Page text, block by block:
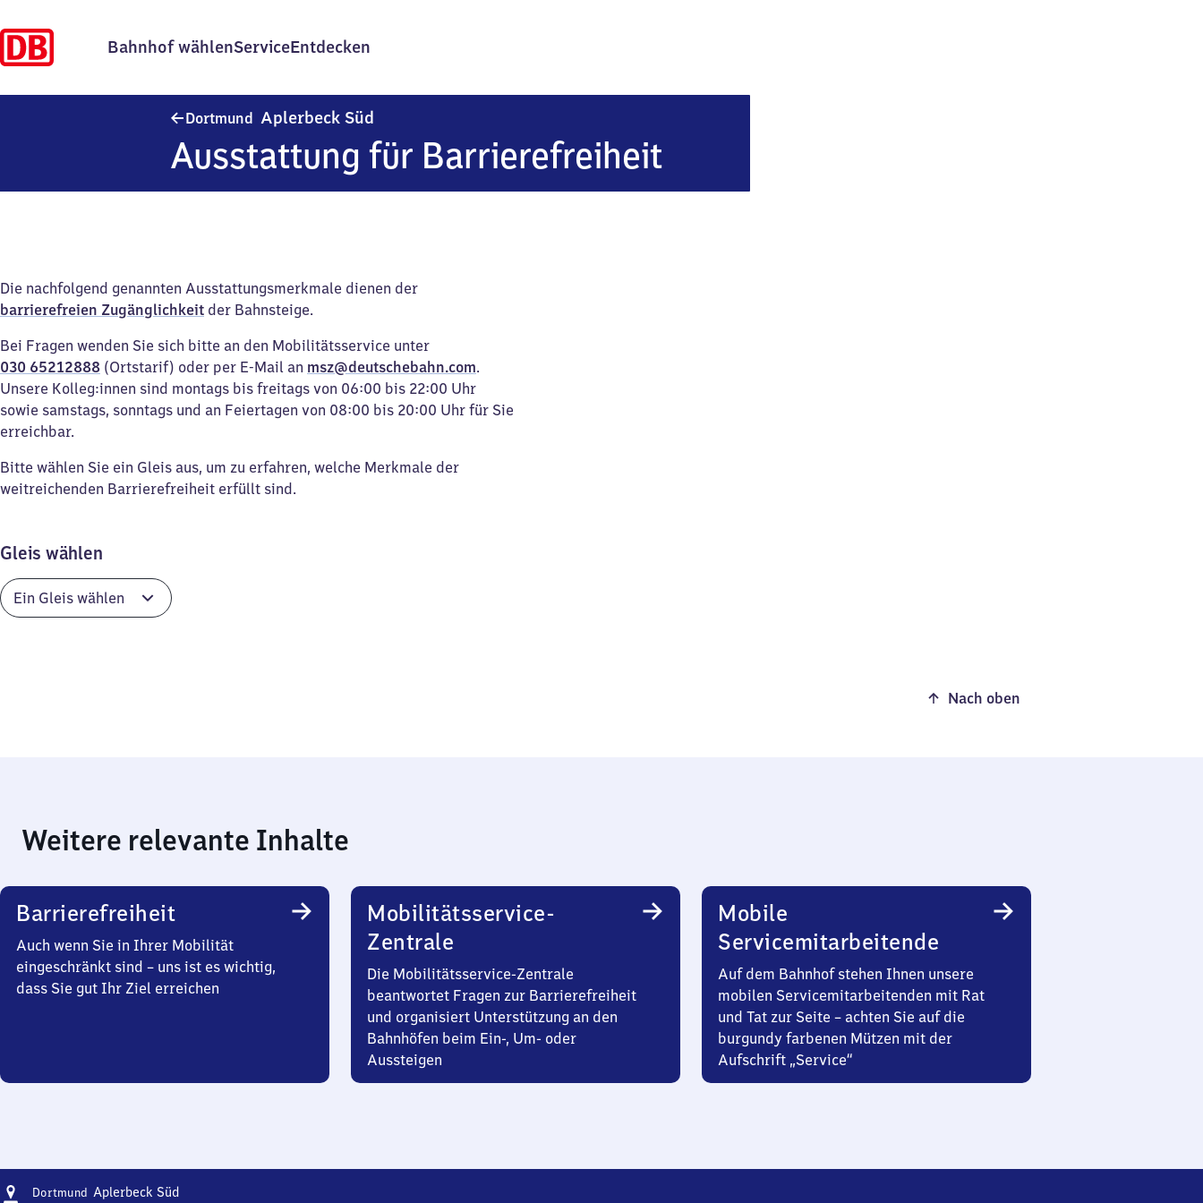
Bahnhof wählenServiceEntdecken
Dortmund Aplerbeck Süd
Ausstattung für Barrierefreiheit
Die nachfolgend genannten Ausstattungsmerkmale dienen der
barrierefreien Zugänglichkeit der Bahnsteige.
Bei Fragen wenden Sie sich bitte an den Mobilitätsservice unter
030 65212888 (Ortstarif) oder per E-Mail an msz@deutschebahn.com.
Unsere Kolleg:innen sind montags bis freitags von 06:00 bis 22:00 Uhr
sowie samstags, sonntags und an Feiertagen von 08:00 bis 20:00 Uhr für Sie
erreichbar.
Bitte wählen Sie ein Gleis aus, um zu erfahren, welche Merkmale der
weitreichenden Barrierefreiheit erfüllt sind.
Gleis wählen
Nach oben
Weitere relevante Inhalte
Barrierefreiheit
Auch wenn Sie in Ihrer Mobilität
eingeschränkt sind – uns ist es wichtig,
dass Sie gut Ihr Ziel erreichen
Mobilitätsservice-
Zentrale
Die Mobilitätsservice-Zentrale
beantwortet Fragen zur Barrierefreiheit
und organisiert Unterstützung an den
Bahnhöfen beim Ein-, Um- oder
Aussteigen
Mobile
Servicemitarbeitende
Auf dem Bahnhof stehen Ihnen unsere
mobilen Servicemitarbeitenden mit Rat
und Tat zur Seite – achten Sie auf die
burgundy farbenen Mützen mit der
Aufschrift „Service“
Adresse
Dortmund Aplerbeck SüdDortmund-